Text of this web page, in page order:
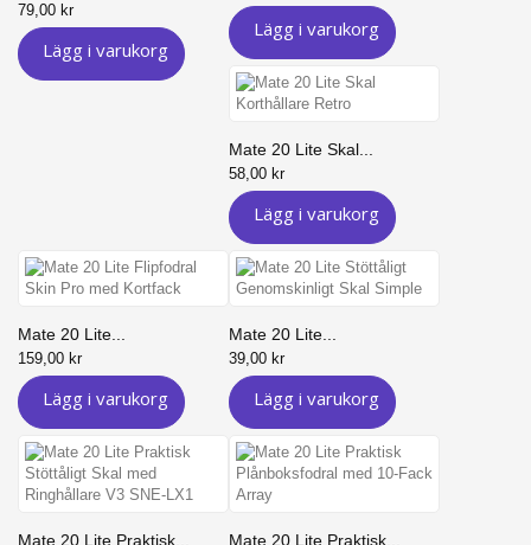
79,00 kr
Lägg i varukorg
Lägg i varukorg
Mate 20 Lite Skal...
58,00 kr
Lägg i varukorg
Mate 20 Lite...
159,00 kr
Lägg i varukorg
Mate 20 Lite...
39,00 kr
Lägg i varukorg
Mate 20 Lite Praktisk... Mate 20 Lite Praktisk...